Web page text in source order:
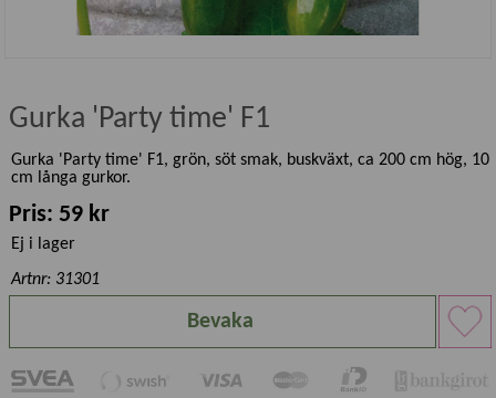
Gurka 'Party time' F1
Gurka 'Party time' F1, grön, söt smak, buskväxt, ca 200 cm hög, 10
cm långa gurkor.
Pris: 59 kr
Ej i lager
Artnr: 31301
Bevaka